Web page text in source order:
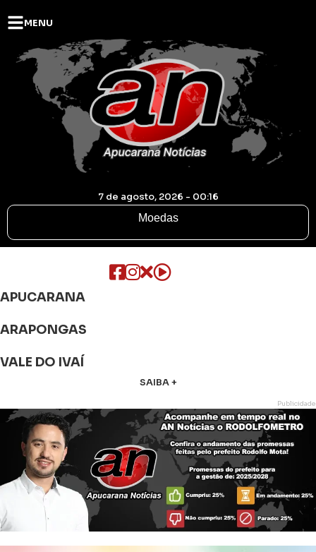
MENU
7 de agosto, 2026 - 00:16
Moedas
APUCARANA
ARAPONGAS
VALE DO IVAÍ
SAIBA +
Publicidade